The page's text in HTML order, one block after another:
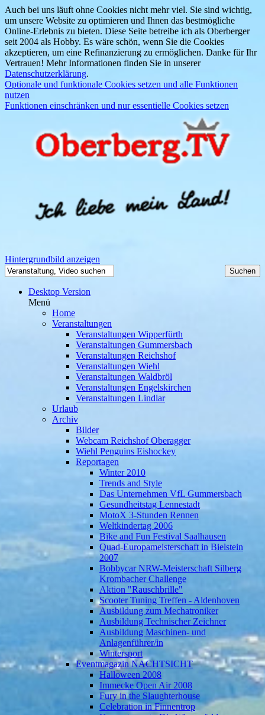
Auch bei uns läuft ohne Cookies nicht mehr viel. Sie sind wichtig,
um unsere Website zu optimieren und Ihnen das bestmögliche
Online-Erlebnis zu bieten. Diese Seite betreibe ich als Oberberger
seit 2004 als Hobby. Es wäre schön, wenn Sie die Cookies
akzeptieren, um eine Refinanzierung zu ermöglichen. Danke für Ihr
Vertrauen! Mehr Informationen finden Sie in unserer
Datenschutzerklärung.
Optionale und funktionale Cookies setzen und alle Funktionen
nutzen
Funktionen einschränken und nur essentielle Cookies setzen
Hintergrundbild anzeigen
Desktop Version
Menü
Home
Veranstaltungen
Veranstaltungen Wipperfürth
Veranstaltungen Gummersbach
Veranstaltungen Reichshof
Veranstaltungen Wiehl
Veranstaltungen Waldbröl
Veranstaltungen Engelskirchen
Veranstaltungen Lindlar
Urlaub
Archiv
Bilder
Webcam Reichshof Oberagger
Wiehl Penguins Eishockey
Reportagen
Winter 2010
Trends and Style
Das Unternehmen VfL Gummersbach
Gesundheitstag Lennestadt
MotoX 3-Stunden Rennen
Weltkindertag 2006
Bike and Fun Festival Saalhausen
Quad-Europameisterschaft in Bielstein
2007
Bobbycar NRW-Meisterschaft Silberg
Krombacher Challenge
Aktion "Rauschbrille"
Scooter Tuning Treffen - Aldenhoven
Ausbildung zum Mechatroniker
Ausbildung Technischer Zeichner
Ausbildung Maschinen- und
Anlagenführer/in
Wintersport
Eventmagazin NACHTSICHT
Halloween 2008
Immecke Open Air 2008
Fury in the Slaughterhouse
Celebration in Finnentrop